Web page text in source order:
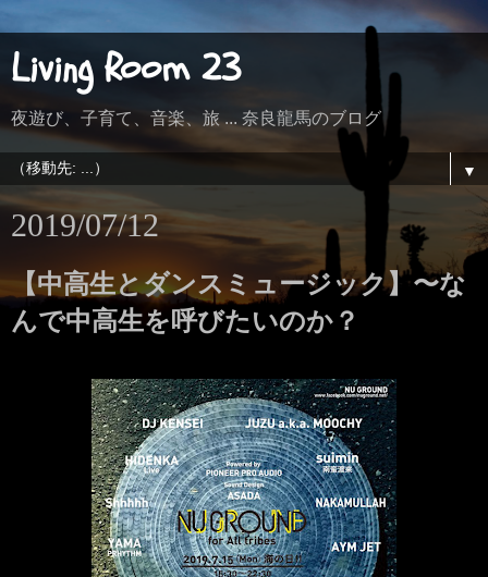
Living Room 23
夜遊び、子育て、音楽、旅 ... 奈良龍馬のブログ
▼
2019/07/12
【中高生とダンスミュージック】〜な
んで中高生を呼びたいのか？